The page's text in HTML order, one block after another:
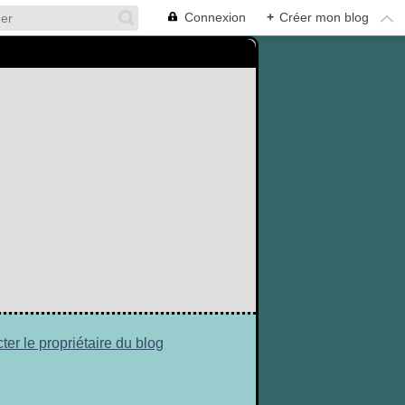
Connexion + Créer mon blog
le propriétaire du blog